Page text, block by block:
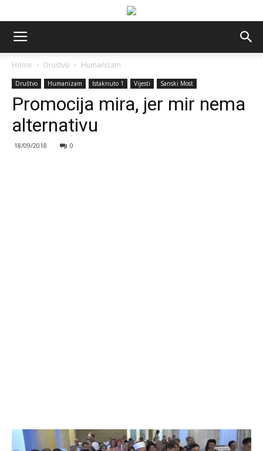
Home Društvo Humanizam
Društvo Humanizam Istaknuto 1 Vijesti Sanski Most
Promocija mira, jer mir nema
alternativu
18/09/2018 0